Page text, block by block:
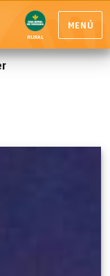
RURAL
MENÚ